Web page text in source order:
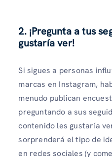
2. ¡Pregunta a tus
gustaría ver!
Si sigues a personas
marcas en Instagram,
menudo publican
preguntando a sus
contenido les gustaría
sorprenderá el tipo de
en redes sociales (y